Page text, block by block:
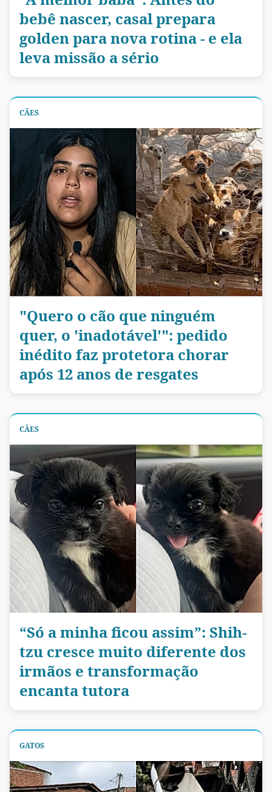
bebê nascer, casal prepara
golden para nova rotina - e ela
leva missão a sério
CÃES
"Quero o cão que ninguém
quer, o 'inadotável'": pedido
inédito faz protetora chorar
após 12 anos de resgates
CÃES
“Só a minha ficou assim”: Shih-
tzu cresce muito diferente dos
irmãos e transformação
encanta tutora
GATOS